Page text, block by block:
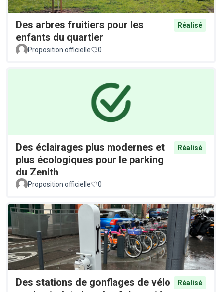
Des arbres fruitiers pour les
enfants du quartier
Réalisé
Proposition officielle 0
Des éclairages plus modernes et
plus écologiques pour le parking
du Zenith
Réalisé
Proposition officielle 0
Des stations de gonflages de vélo
Réalisé